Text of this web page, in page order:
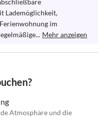
Lademöglichkeit,
im
Mehr anzeigen
Atmosphäre und die